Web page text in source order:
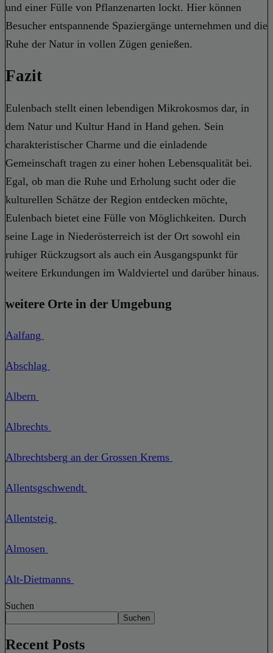
und einer Fülle von Pflanzenarten lockt. Hier können
Besucher entspannende Spaziergänge unternehmen und die
Ruhe der Natur in vollen Zügen genießen.
Fazit
Eulenbach stellt einen lebendigen Mikrokosmos dar, in
dem Natur und Kultur Hand in Hand gehen. Sein
charakteristischer Charme und die einladende
Gemeinschaft tragen zu einer hohen Lebensqualität bei.
Egal, ob man die Ruhe und Erholung sucht oder die
kulturellen Schätze der Region entdecken möchte,
Eulenbach bietet eine Fülle von Möglichkeiten. Durch
seine Lage in Niederösterreich ist der Ort sowohl ein
ruhiger Rückzugsort als auch ein Ausgangspunkt für
weitere Erkundungen im Waldviertel und darüber hinaus.
weitere Orte in der Umgebung
Aalfang
Abschlag
Albern
Albrechts
Albrechtsberg an der Grossen Krems
Allentsgschwendt
Allentsteig
Almosen
Alt-Dietmanns
Suchen
Suchen
Recent Posts